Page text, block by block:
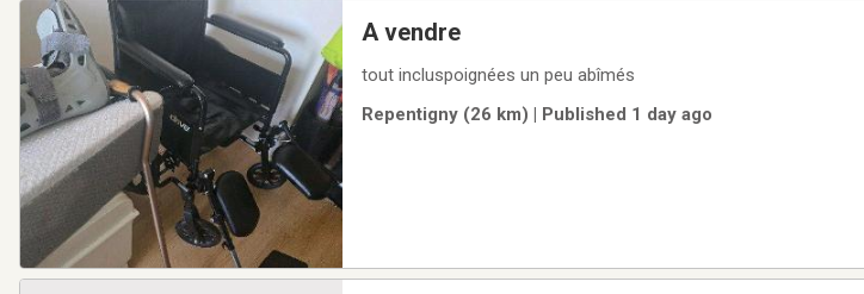
A vendre
tout incluspoignées un peu abîmés
Repentigny (26 km) | Published 1 day ago